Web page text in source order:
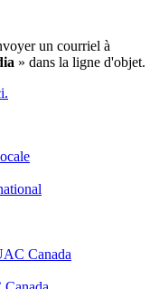
un courriel à
» dans la ligne d'objet.
Canada